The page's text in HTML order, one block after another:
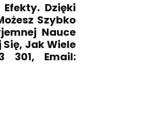
Dzięki
Szybko
Nauce
Jak Wiele
301, Email: